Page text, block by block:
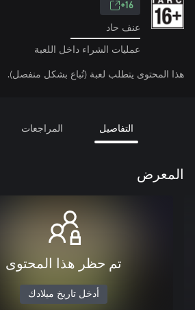
16+
عنف حاد
عمليات الشراء داخل اللعبة
هذا المحتوى يتطلب لعبة (تُباع بشكل منفصل).
التفاصيل المراجعات
المعرض
تم حظر هذا المحتوى
أدخل تاريخ ميلادك